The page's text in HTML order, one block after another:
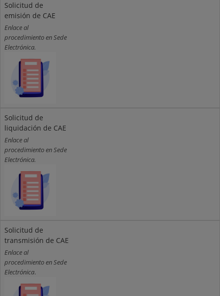
Solicitud de
emisión de CAE
Enlace al
procedimiento en Sede
Electrónica.
Solicitud de
liquidación de CAE
Enlace al
procedimiento en Sede
Electrónica.
Solicitud de
transmisión de CAE
Enlace al
procedimiento en Sede
Electrónica.